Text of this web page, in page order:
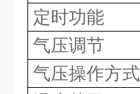
定时功能
气压调节
气压操作方式